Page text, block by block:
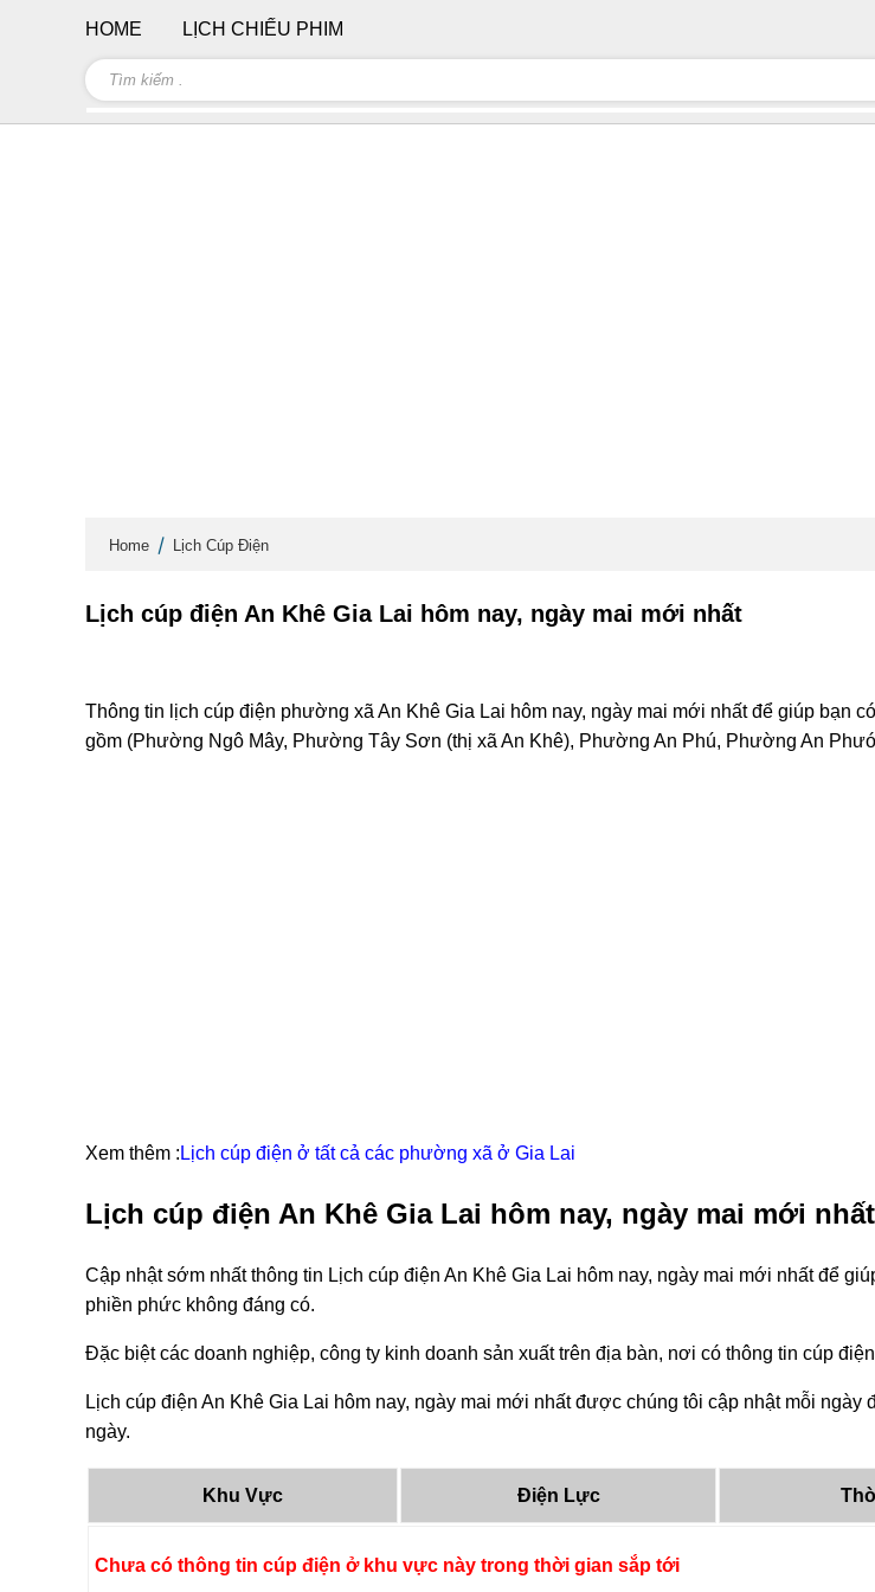
Home Lịch Cúp Điện
Lịch cúp điện An Khê Gia Lai hôm nay, ngày mai mới nhất
Thông tin lịch cúp điện phường xã An Khê Gia Lai hôm nay, ngày mai mới nhất để giúp bạn
gồm (Phường Ngô Mây, Phường Tây Sơn (thị xã An Khê), Phường An Phú, Phường An
Xem thêm : Lịch cúp điện ở tất cả các phường xã ở Gia Lai
Lịch cúp điện An Khê Gia Lai hôm nay, ngày mai mới nhất
Cập nhật sớm nhất thông tin Lịch cúp điện An Khê Gia Lai hôm nay, ngày mai mới nhất để
phiền phức không đáng có.
Đặc biệt các doanh nghiệp, công ty kinh doanh sản xuất trên địa bàn, nơi có thông tin cúp
Lịch cúp điện An Khê Gia Lai hôm nay, ngày mai mới nhất được chúng tôi cập nhật mỗi
ngày.
Khu Vực Điện Lực
Chưa có thông tin cúp điện ở khu vực này trong thời gian sắp tới
HOME LỊCH CHIẾU PHIM